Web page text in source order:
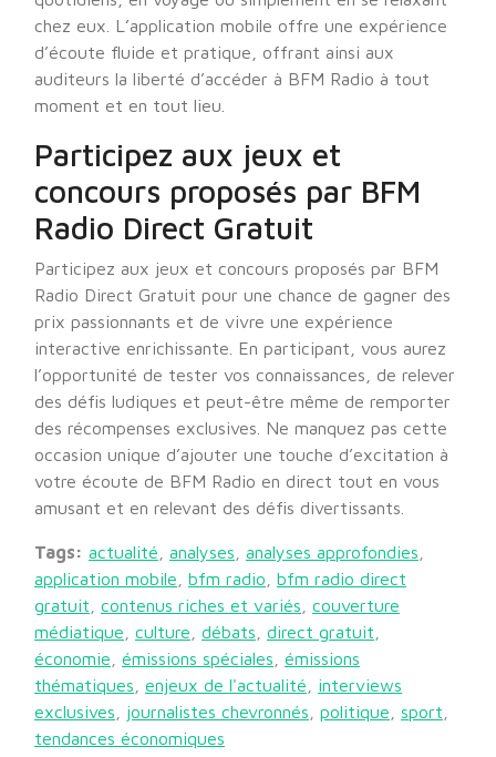
chez eux. L’application mobile offre une expérience
d’écoute fluide et pratique, offrant ainsi aux
auditeurs la liberté d’accéder à BFM Radio à tout
moment et en tout lieu.
Participez aux jeux et
concours proposés par BFM
Radio Direct Gratuit
Participez aux jeux et concours proposés par BFM
Radio Direct Gratuit pour une chance de gagner des
prix passionnants et de vivre une expérience
interactive enrichissante. En participant, vous aurez
l’opportunité de tester vos connaissances, de relever
des défis ludiques et peut-être même de remporter
des récompenses exclusives. Ne manquez pas cette
occasion unique d’ajouter une touche d’excitation à
votre écoute de BFM Radio en direct tout en vous
amusant et en relevant des défis divertissants.
Tags: actualité analyses analyses approfondies
application mobile
bfm radio
bfm radio direct
gratuit
contenus riches et variés
couverture
médiatique
culture débats direct gratuit
économie
émissions spéciales
émissions
thématiques
enjeux de l'actualité
interviews
exclusives
journalistes chevronnés politique sport
tendances économiques